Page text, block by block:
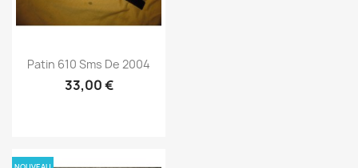
Patin 610 Sms De 2004
33,00 €